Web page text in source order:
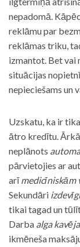
nepadomā.
reklāmu par
reklāmas triku,
izmantot. Bet vai
situācijas
nepieciešams un
Uzskatu, ka ir
ātro kredītu.
neplānots
pārvietojies ar
arīmedicīniskām
Sekundāri
tikai tagad un
Darba alga
ikmēneša